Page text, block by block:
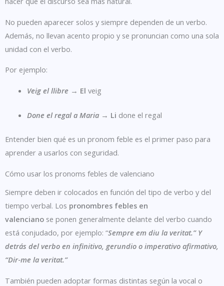
No pueden aparecer solos y siempre dependen de un verbo.
Además, no llevan acento propio y se pronuncian como una sola
unidad con el verbo.
Por ejemplo:
Veig el llibre→ El veig
Done el regal a Maria→ Li done el regal
Entender bien qué es un pronom feble es el primer paso para
aprender a usarlos con seguridad.
Cómo usar los pronoms febles de valenciano
Siempre deben ir colocados en función del tipo de verbo y del
tiempo verbal. Los pronombres febles en
valenciano se ponen generalmente delante del verbo cuando
está conjudado, por ejemplo: “Sempre em diu la veritat.” Y
detrás del verbo en infinitivo, gerundio o imperativo afirmativo,
“Dir‑me la veritat.”
También pueden adoptar formas distintas según la vocal o